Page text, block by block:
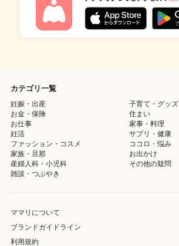
カテゴリ一覧
妊娠・出産
子育て・グッズ
お金・保険
住まい
お仕事
家事・料理
妊活
サプリ・健康
ファッション・コスメ
ココロ・悩み
家族・旦那
お出かけ
産婦人科・小児科
その他の疑問
雑談・つぶやき
ママリについて
ブランドガイドライン
利用規約